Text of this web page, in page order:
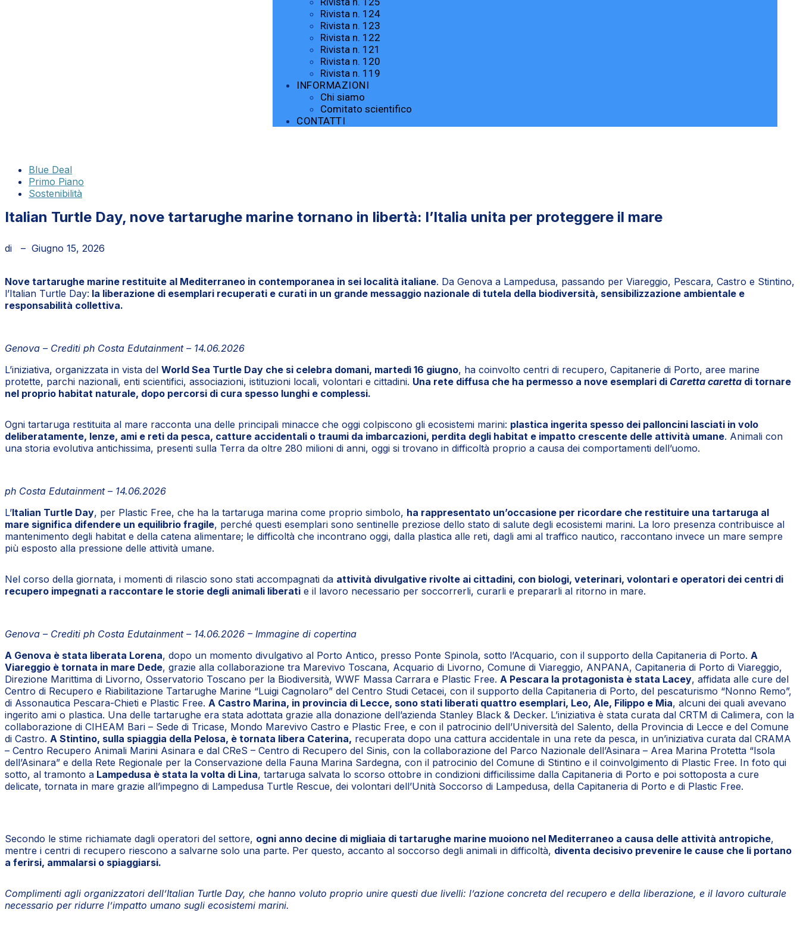
Rivista n. 124
Rivista n. 123
Rivista n. 122
Rivista n. 121
Rivista n. 120
Rivista n. 119
INFORMAZIONI
Chi siamo
Comitato scientifico
CONTATTI
Blue Deal
Primo Piano
Sostenibilità
Italian Turtle Day, nove tartarughe marine tornano in libertà: l’Italia unita per proteggere il mare
di – Giugno 15, 2026
Nove tartarughe marine restituite al Mediterraneo in contemporanea in sei località italiane. Da Genova a Lampedusa, passando per Viareggio, Pescara, Castro e Stintino,
l’Italian Turtle Day: la liberazione di esemplari recuperati e curati in un grande messaggio nazionale di tutela della biodiversità, sensibilizzazione ambientale e
responsabilità collettiva.
Genova – Crediti ph Costa Edutainment – 14.06.2026
L’iniziativa, organizzata in vista del World Sea Turtle Day che si celebra domani, martedì 16 giugno, ha coinvolto centri di recupero, Capitanerie di Porto, aree marine
protette, parchi nazionali, enti scientifici, associazioni, istituzioni locali, volontari e cittadini. Una rete diffusa che ha permesso a nove esemplari di Caretta caretta di tornare
nel proprio habitat naturale, dopo percorsi di cura spesso lunghi e complessi.
Ogni tartaruga restituita al mare racconta una delle principali minacce che oggi colpiscono gli ecosistemi marini: plastica ingerita spesso dei palloncini lasciati in volo
deliberatamente, lenze, ami e reti da pesca, catture accidentali o traumi da imbarcazioni, perdita degli habitat e impatto crescente delle attività umane. Animali con
una storia evolutiva antichissima, presenti sulla Terra da oltre 280 milioni di anni, oggi si trovano in difficoltà proprio a causa dei comportamenti dell’uomo.
ph Costa Edutainment – 14.06.2026
L’Italian Turtle Day, per Plastic Free, che ha la tartaruga marina come proprio simbolo, ha rappresentato un’occasione per ricordare che restituire una tartaruga al
mare significa difendere un equilibrio fragile, perché questi esemplari sono sentinelle preziose dello stato di salute degli ecosistemi marini. La loro presenza contribuisce al
mantenimento degli habitat e della catena alimentare; le difficoltà che incontrano oggi, dalla plastica alle reti, dagli ami al traffico nautico, raccontano invece un mare sempre
più esposto alla pressione delle attività umane.
Nel corso della giornata, i momenti di rilascio sono stati accompagnati da attività divulgative rivolte ai cittadini, con biologi, veterinari, volontari e operatori dei centri di
recupero impegnati a raccontare le storie degli animali liberati e il lavoro necessario per soccorrerli, curarli e prepararli al ritorno in mare.
Genova – Crediti ph Costa Edutainment – 14.06.2026 – Immagine di copertina
A Genova è stata liberata Lorena, dopo un momento divulgativo al Porto Antico, presso Ponte Spinola, sotto l’Acquario, con il supporto della Capitaneria di Porto. A
Viareggio è tornata in mare Dede, grazie alla collaborazione tra Marevivo Toscana, Acquario di Livorno, Comune di Viareggio, ANPANA, Capitaneria di Porto di Viareggio,
Direzione Marittima di Livorno, Osservatorio Toscano per la Biodiversità, WWF Massa Carrara e Plastic Free. A Pescara la protagonista è stata Lacey, affidata alle cure del
Centro di Recupero e Riabilitazione Tartarughe Marine “Luigi Cagnolaro” del Centro Studi Cetacei, con il supporto della Capitaneria di Porto, del pescaturismo “Nonno Remo”,
di Assonautica Pescara-Chieti e Plastic Free. A Castro Marina, in provincia di Lecce, sono stati liberati quattro esemplari, Leo, Ale, Filippo e Mia, alcuni dei quali avevano
ingerito ami o plastica. Una delle tartarughe era stata adottata grazie alla donazione dell’azienda Stanley Black & Decker. L’iniziativa è stata curata dal CRTM di Calimera, con la
collaborazione di CIHEAM Bari – Sede di Tricase, Mondo Marevivo Castro e Plastic Free, e con il patrocinio dell’Università del Salento, della Provincia di Lecce e del Comune
di Castro. A Stintino, sulla spiaggia della Pelosa, è tornata libera Caterina, recuperata dopo una cattura accidentale in una rete da pesca, in un’iniziativa curata dal CRAMA
– Centro Recupero Animali Marini Asinara e dal CReS – Centro di Recupero del Sinis, con la collaborazione del Parco Nazionale dell’Asinara – Area Marina Protetta “Isola
dell’Asinara” e della Rete Regionale per la Conservazione della Fauna Marina Sardegna, con il patrocinio del Comune di Stintino e il coinvolgimento di Plastic Free. In foto qui
sotto, al tramonto a Lampedusa è stata la volta di Lina, tartaruga salvata lo scorso ottobre in condizioni difficilissime dalla Capitaneria di Porto e poi sottoposta a cure
delicate, tornata in mare grazie all’impegno di Lampedusa Turtle Rescue, dei volontari dell’Unità Soccorso di Lampedusa, della Capitaneria di Porto e di Plastic Free.
Secondo le stime richiamate dagli operatori del settore, ogni anno decine di migliaia di tartarughe marine muoiono nel Mediterraneo a causa delle attività antropiche,
mentre i centri di recupero riescono a salvarne solo una parte. Per questo, accanto al soccorso degli animali in difficoltà, diventa decisivo prevenire le cause che li portano
a ferirsi, ammalarsi o spiaggiarsi.
Complimenti agli organizzatori dell’Italian Turtle Day, che hanno voluto proprio unire questi due livelli: l’azione concreta del recupero e della liberazione, e il lavoro culturale
necessario per ridurre l’impatto umano sugli ecosistemi marini.